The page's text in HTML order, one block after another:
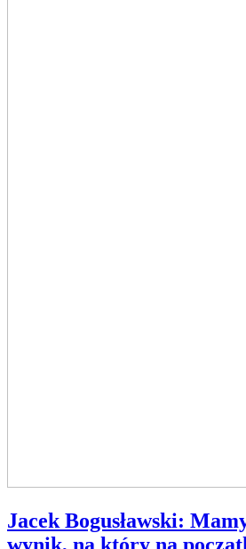
Jacek Bogusławski: